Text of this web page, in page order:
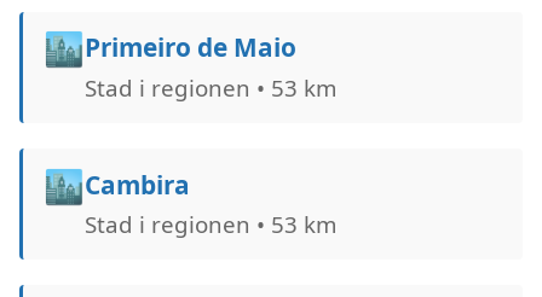
🏙️Primeiro de Maio
Stad i regionen • 53 km
🏙️Cambira
Stad i regionen • 53 km